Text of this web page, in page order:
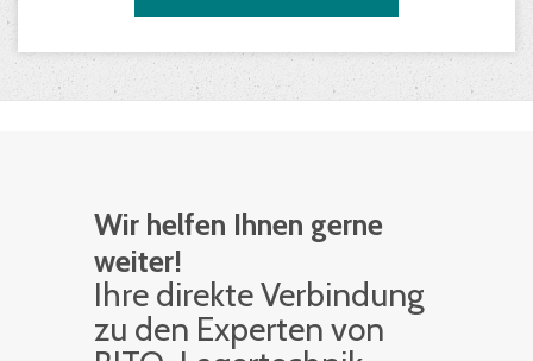
Wir helfen Ihnen gerne
weiter!
Ihre di­rek­te Ver­bin­dung
zu den Ex­per­ten von